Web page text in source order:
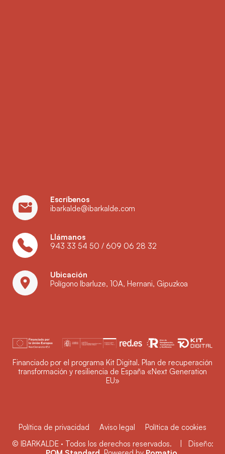
Escríbenos
ibarkalde@ibarkalde.com
Llámanos
943 33 54 50 / 609 06 28 32
Ubicación
Polígono Ibarluze, 10A, Hernani, Gipuzkoa
Financiado por el programa Kit Digital. Plan de recuperación
transformación y resiliencia de España «Next Generation
EU»
Política de privacidad Aviso legal
Política de cookies
© IBARKALDE · Todos los derechos reservados. | Diseño: